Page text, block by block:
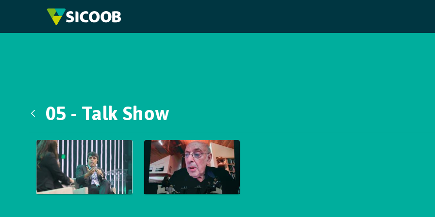
Pular para o Conteúdo principal
05 - Talk Show
Galeria de Mídias